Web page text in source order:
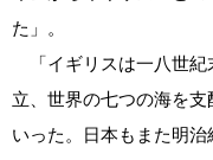
た」。
「イギリスは一八世紀
立、世界の七つの海を
いった。日本もまた明